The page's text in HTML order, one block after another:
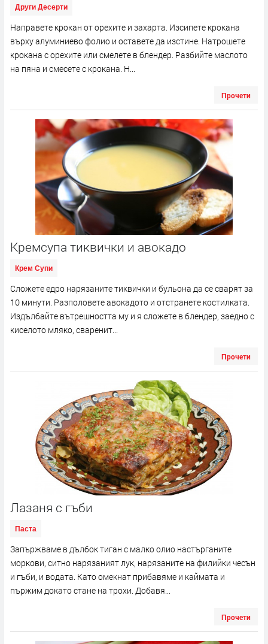
Други Десерти
Направете крокан от орехите и захарта. Изсипете крокана
върху алуминиево фолио и оставете да изстине. Натрошете
крокана с орехите или смелете в блендер. Разбийте маслото
на пяна и смесете с крокана. Н...
Прочети
Кремсупа тиквички и авокадо
Крем Супи
Сложете едро нарязаните тиквички и бульона да се сварят за
10 минути. Разполовете авокадото и отстранете костилката.
Издълбайте вътрешността му и я сложете в блендер, заедно с
киселото мляко, сваренит...
Прочети
Лазаня с гъби
Паста
Запържваме в дълбок тиган с малко олио настърганите
моркови, ситно нарязаният лук, нарязаните на филийки чесън
и гъби, и водата. Като омекнат прибавяме и каймата и
пържим докато стане на трохи. Добавя...
Прочети